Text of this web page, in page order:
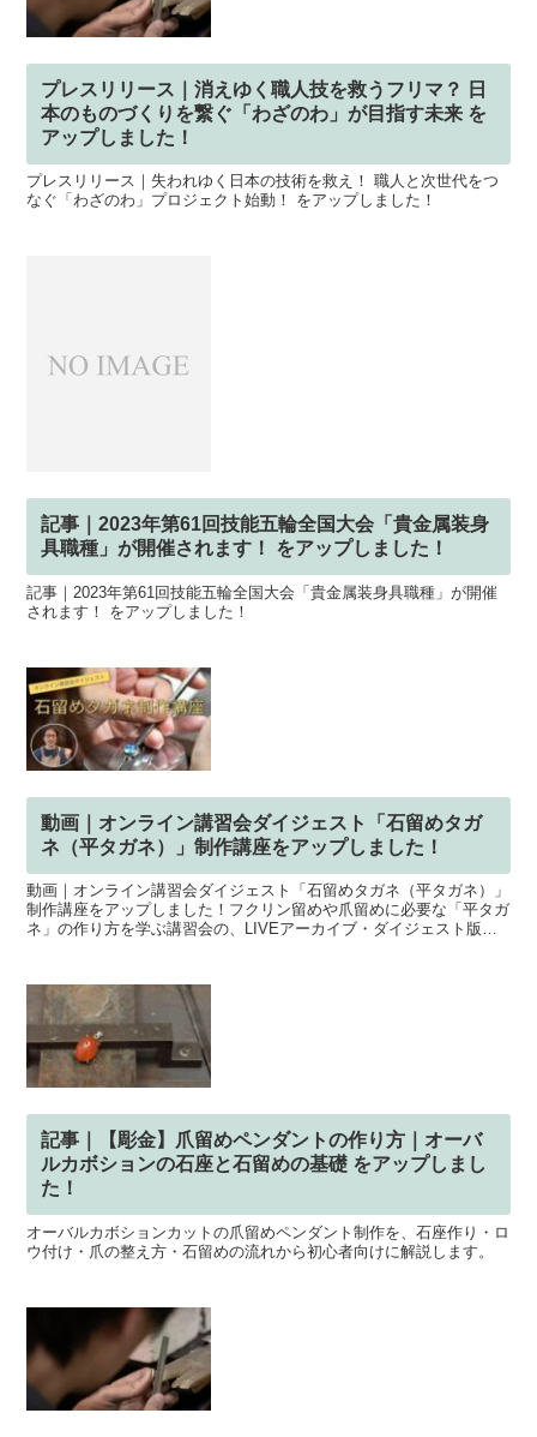
プレスリリース｜消えゆく職人技を救うフリマ？ 日
本のものづくりを繋ぐ「わざのわ」が目指す未来 を
アップしました！
プレスリリース｜失われゆく日本の技術を救え！ 職人と次世代をつ
なぐ「わざのわ」プロジェクト始動！ をアップしました！
記事｜2023年第61回技能五輪全国大会「貴金属装身
具職種」が開催されます！ をアップしました！
記事｜2023年第61回技能五輪全国大会「貴金属装身具職種」が開催
されます！ をアップしました！
動画｜オンライン講習会ダイジェスト「石留めタガ
ネ（平タガネ）」制作講座をアップしました！
動画｜オンライン講習会ダイジェスト「石留めタガネ（平タガネ）」
制作講座をアップしました！フクリン留めや爪留めに必要な「平タガ
ネ」の作り方を学ぶ講習会の、LIVEアーカイブ・ダイジェスト版に
記事｜【彫金】爪留めペンダントの作り方｜オーバ
ルカボションの石座と石留めの基礎 をアップしまし
た！
オーバルカボションカットの爪留めペンダント制作を、石座作り・ロ
ウ付け・爪の整え方・石留めの流れから初心者向けに解説します。